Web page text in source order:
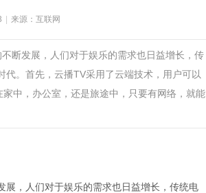
来源：互联网
断发展，人们对于娱乐的需求也日益增长，传
。首先，云播TV采用了云端技术，用户可以
中，办公室，还是旅途中，只要有网络，就能
，人们对于娱乐的需求也日益增长，传统电